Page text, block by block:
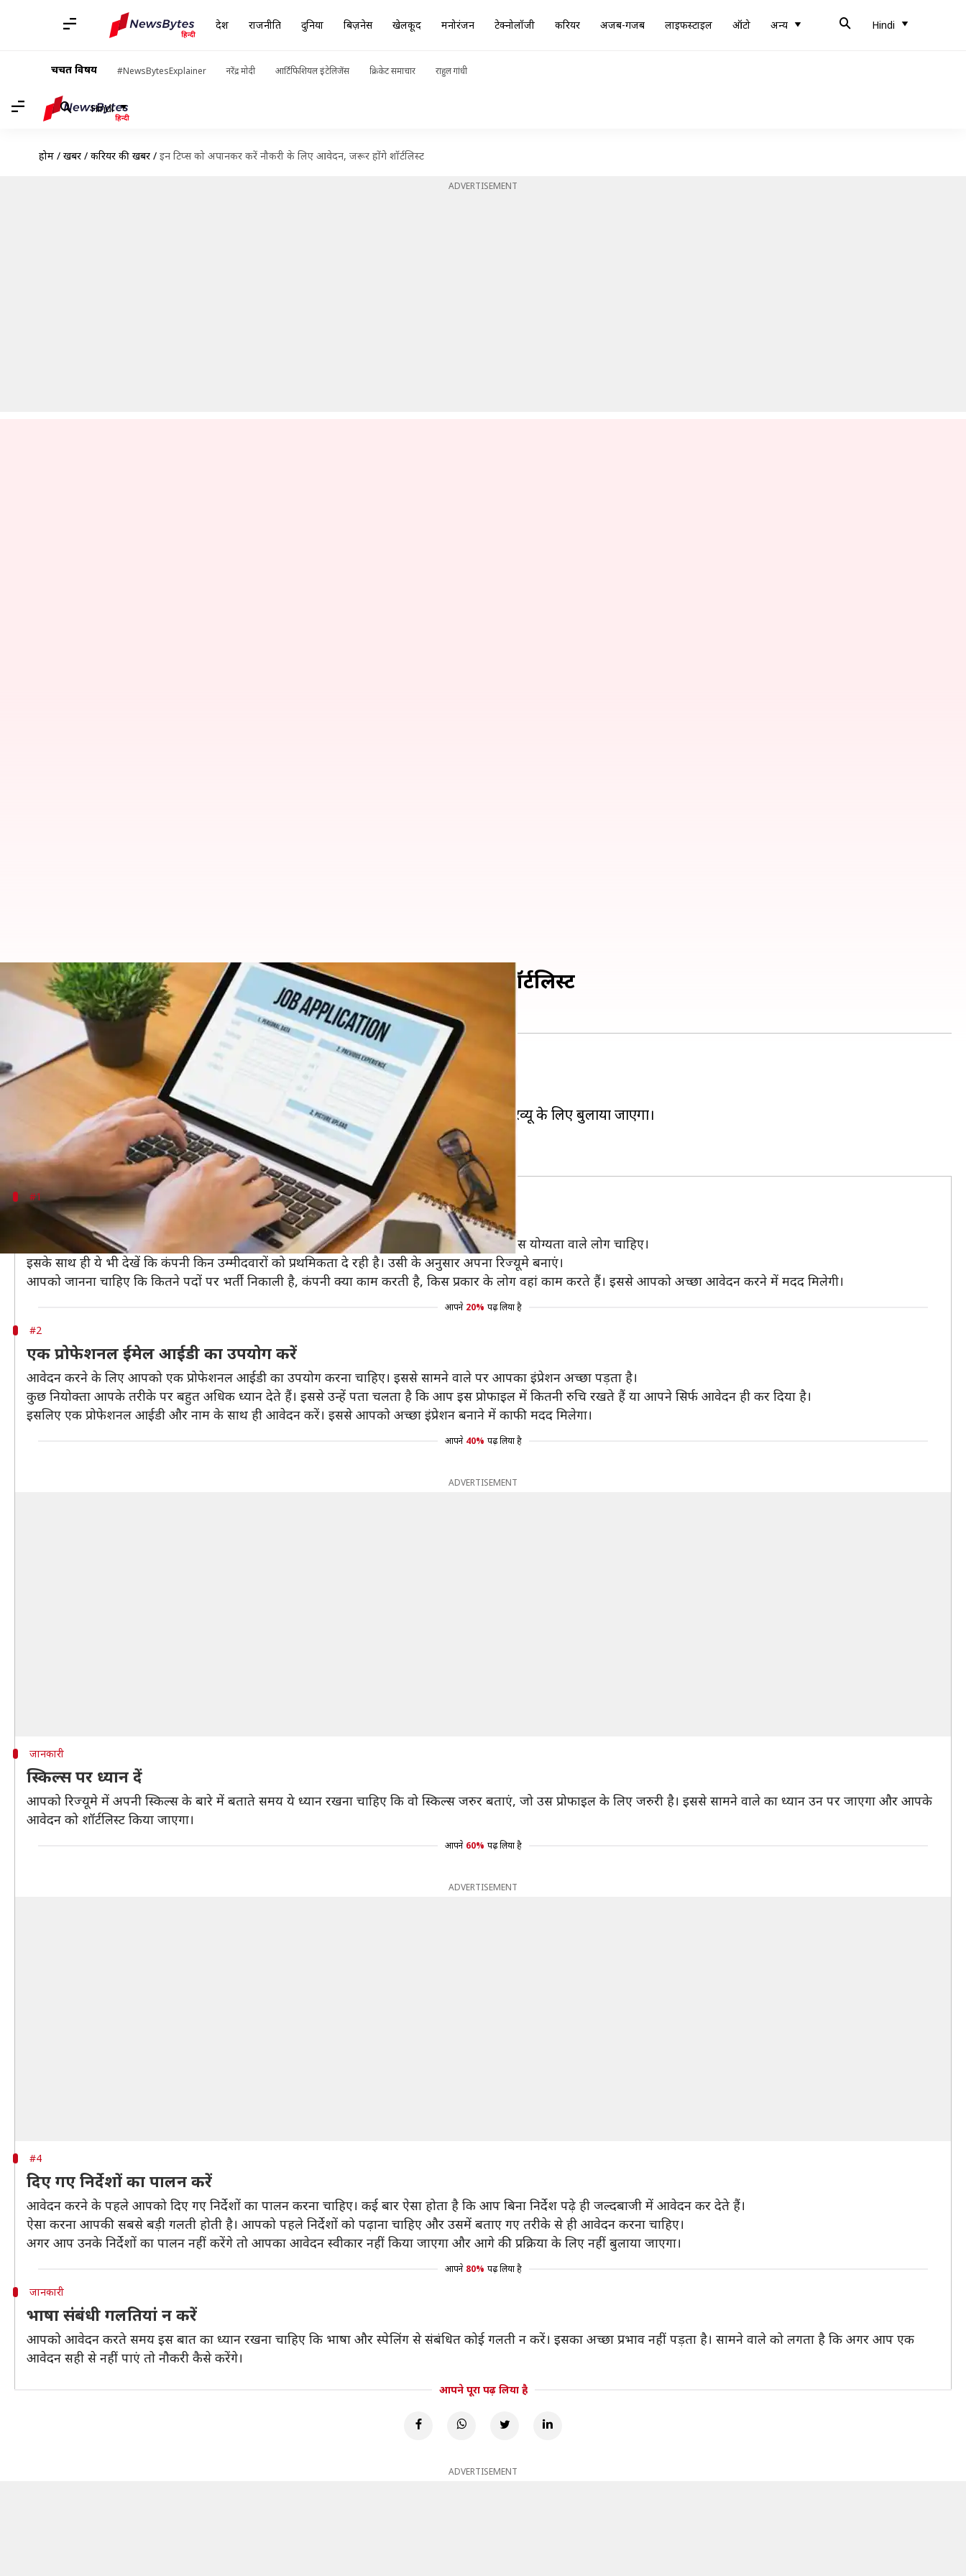
देश राजनीति दुनिया बिज़नेस खेलकूद मनोरंजन टेक्नोलॉजी करियर अजब-गजब लाइफस्टाइल ऑटो अन्य Hindi
चर्चित विषय #NewsBytesExplainer नरेंद्र मोदी आर्टिफिशियल इंटेलिजेंस क्रिकेट समाचार राहुल गांधी
Hindi
होम / खबरें / करियर की खबरें / इन टिप्स को अपानकर करें नौकरी के लिए आवेदन, जरूर होंगे शॉर्टलिस्ट
ADVERTISEMENT
इन टिप्स को अपानकर करें नौकरी के लिए आवेदन, जरूर होंगे शॉर्टलिस्ट
मोना दीक्षित May 23, 2020 07:20 am
क्या है खबर?
एक अच्छी नौकरी के लिए आपको कई चरण की चयन प्रक्रिया से होकर गुजरना होता है।
सबसे पहले आप उसके लिए आवेदन करते हैं। उसके बाद आपको शॉर्टलिस्ट किया जाता है।
इस बात का ध्यान रखें कि आपके द्वारा किए गए आवेदन के आधार पर ही आपको शॉर्टलिस्ट कर इंटरव्यू के लिए बुलाया जाएगा।
कई लोग कुछ ऐसी कई गलतियां कर जाते हैं, जिस कारण उनको शॉर्टलिस्ट नहीं किया जाता है।
#1
नौकरी के बारे में सारी जानकारी पढ़ें
सबसे पहले नौकरी के बारे में सारी जानकारी प्राप्त करें। इस पर ध्यान दें कि उन्हें किस प्रोफाइल के लिए किस योग्यता वाले लोग चाहिए।
इसके साथ ही ये भी देखें कि कंपनी किन उम्मीदवारों को प्रथमिकता दे रही है। उसी के अनुसार अपना रिज्यूमे बनाएं।
आपको जानना चाहिए कि कितने पदों पर भर्ती निकाली है, कंपनी क्या काम करती है, किस प्रकार के लोग वहां काम करते हैं। इससे आपको अच्छा आवेदन करने में मदद मिलेगी।
आपने 20% पढ़ लिया है
#2
एक प्रोफेशनल ईमेल आईडी का उपयोग करें
आवेदन करने के लिए आपको एक प्रोफेशनल आईडी का उपयोग करना चाहिए। इससे सामने वाले पर आपका इंप्रेशन अच्छा पड़ता है।
कुछ नियोक्ता आपके तरीके पर बहुत अधिक ध्यान देते हैं। इससे उन्हें पता चलता है कि आप इस प्रोफाइल में कितनी रुचि रखते हैं या आपने सिर्फ आवेदन ही कर दिया है।
इसलिए एक प्रोफेशनल आईडी और नाम के साथ ही आवेदन करें। इससे आपको अच्छा इंप्रेशन बनाने में काफी मदद मिलेगा।
आपने 40% पढ़ लिया है
ADVERTISEMENT
जानकारी
स्किल्स पर ध्यान दें
आपको रिज्यूमे में अपनी स्किल्स के बारे में बताते समय ये ध्यान रखना चाहिए कि वो स्किल्स जरुर बताएं, जो उस प्रोफाइल के लिए जरुरी है। इससे सामने वाले का ध्यान उन पर जाएगा और आपके
आवेदन को शॉर्टलिस्ट किया जाएगा।
आपने 60% पढ़ लिया है
ADVERTISEMENT
#4
दिए गए निर्देशों का पालन करें
आवेदन करने के पहले आपको दिए गए निर्देशों का पालन करना चाहिए। कई बार ऐसा होता है कि आप बिना निर्देश पढ़े ही जल्दबाजी में आवेदन कर देते हैं।
ऐसा करना आपकी सबसे बड़ी गलती होती है। आपको पहले निर्देशों को पढ़ाना चाहिए और उसमें बताए गए तरीके से ही आवेदन करना चाहिए।
अगर आप उनके निर्देशों का पालन नहीं करेंगे तो आपका आवेदन स्वीकार नहीं किया जाएगा और आगे की प्रक्रिया के लिए नहीं बुलाया जाएगा।
आपने 80% पढ़ लिया है
जानकारी
भाषा संबंधी गलतियां न करें
आपको आवेदन करते समय इस बात का ध्यान रखना चाहिए कि भाषा और स्पेलिंग से संबंधित कोई गलती न करें। इसका अच्छा प्रभाव नहीं पड़ता है। सामने वाले को लगता है कि अगर आप एक
आवेदन सही से नहीं पाएं तो नौकरी कैसे करेंगे।
आपने पूरा पढ़ लिया है
ADVERTISEMENT